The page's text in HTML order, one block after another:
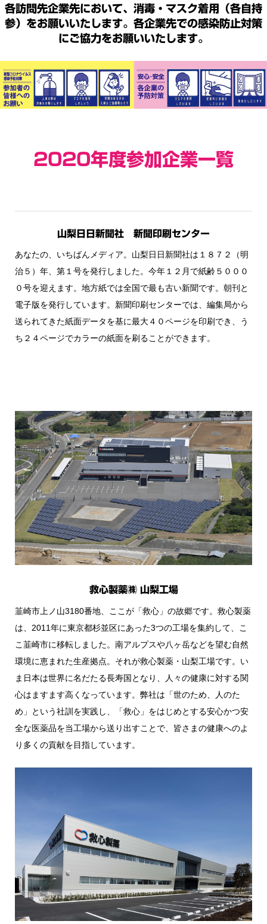
各訪問先企業先において、消毒・マスク着用（各自持
参）をお願いいたします。各企業先での感染防止対策
にご協力をお願いいたします。
2020年度参加企業一覧
山梨日日新聞社 新聞印刷センター
あなたの、いちばんメディア。山梨日日新聞社は１８７２（明
治５）年、第１号を発行しました。今年１２月で紙齢５０００
０号を迎えます。地方紙では全国で最も古い新聞です。朝刊と
電子版を発行しています。新聞印刷センターでは、編集局から
送られてきた紙面データを基に最大４０ページを印刷でき、う
ち２４ページでカラーの紙面を刷ることができます。
救心製薬㈱ 山梨工場
韮崎市上ノ山3180番地、ここが「救心」の故郷です。救心製薬
は、2011年に東京都杉並区にあった3つの工場を集約して、こ
こ韮崎市に移転しました。南アルプスや八ヶ岳などを望む自然
環境に恵まれた生産拠点。それが救心製薬・山梨工場です。い
ま日本は世界に名だたる長寿国となり、人々の健康に対する関
心はますます高くなっています。弊社は「世のため、人のた
め」という社訓を実践し、「救心」をはじめとする安心かつ安
全な医薬品を当工場から送り出すことで、皆さまの健康へのよ
り多くの貢献を目指しています。